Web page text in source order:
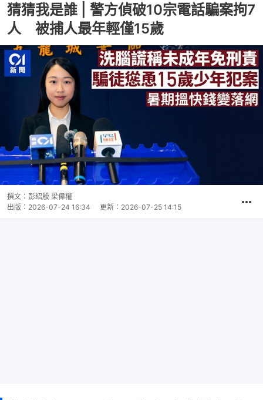
猜猜我是誰 | 警方偵破10宗電話騙案拘7
人 被捕人最年輕僅15歲
撰文： 彭紹殷 梁偉權
出版： 2026-07-24 16:34 更新： 2026-07-25 14:15